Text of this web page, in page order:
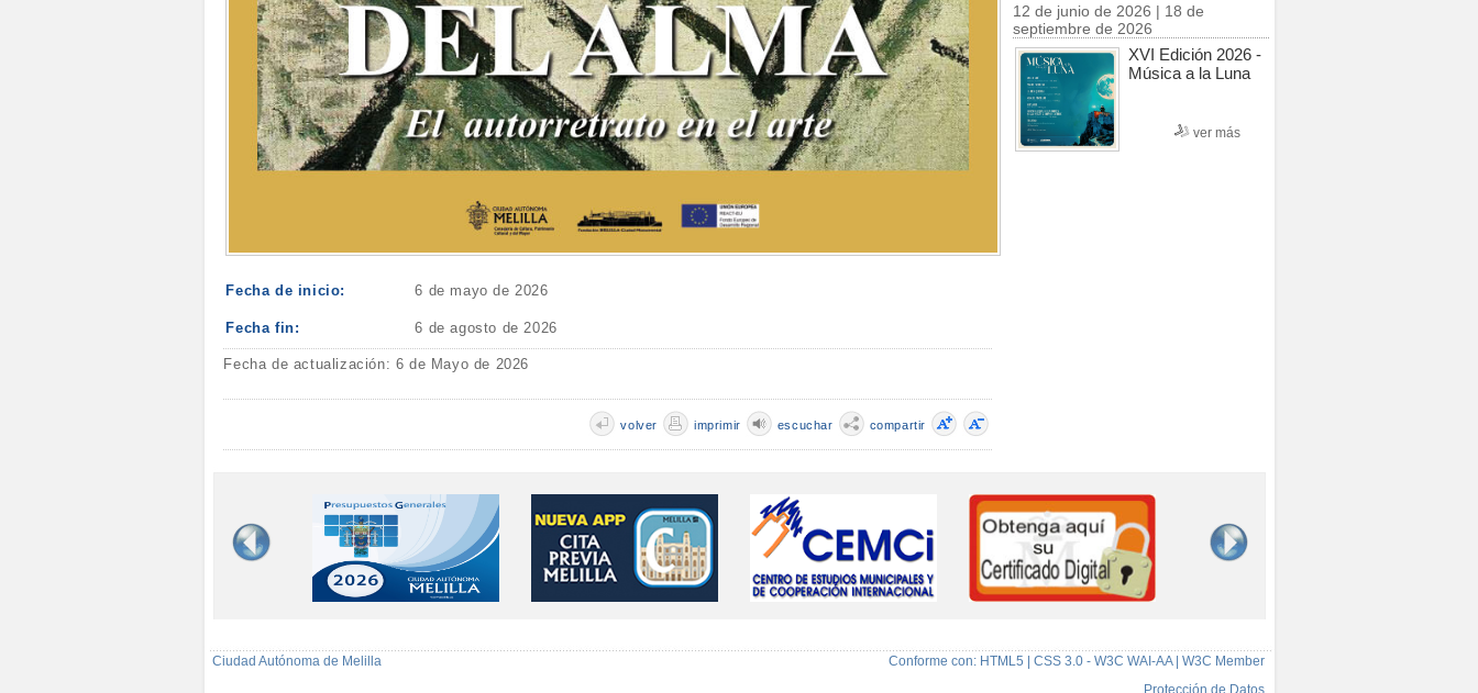
Fecha de inicio: 6 de mayo de 2026
Fecha fin: 6 de agosto de 2026
Fecha de actualización: 6 de Mayo de 2026
compartir
escuchar
imprimir
volver
12 de junio de 2026 | 18 de
septiembre de 2026
XVI Edición 2026 -
Música a la Luna
ver más
Ciudad Autónoma de Melilla
Conforme con: HTML5 | CSS 3.0 - W3C WAI-AA | W3C Member